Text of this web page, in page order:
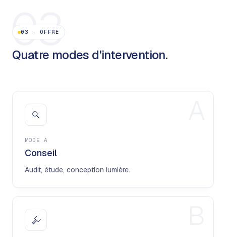
03
03 ·OFFRE
Quatre modes d'intervention.
MODE A
Conseil
Audit, étude, conception lumière.